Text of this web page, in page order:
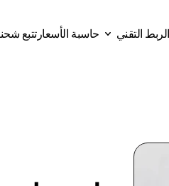
الربط التقني
حاسبة الأسعارتتبع